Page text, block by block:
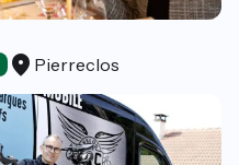
Pierreclos